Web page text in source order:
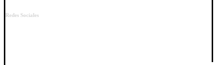
Redes Sociales